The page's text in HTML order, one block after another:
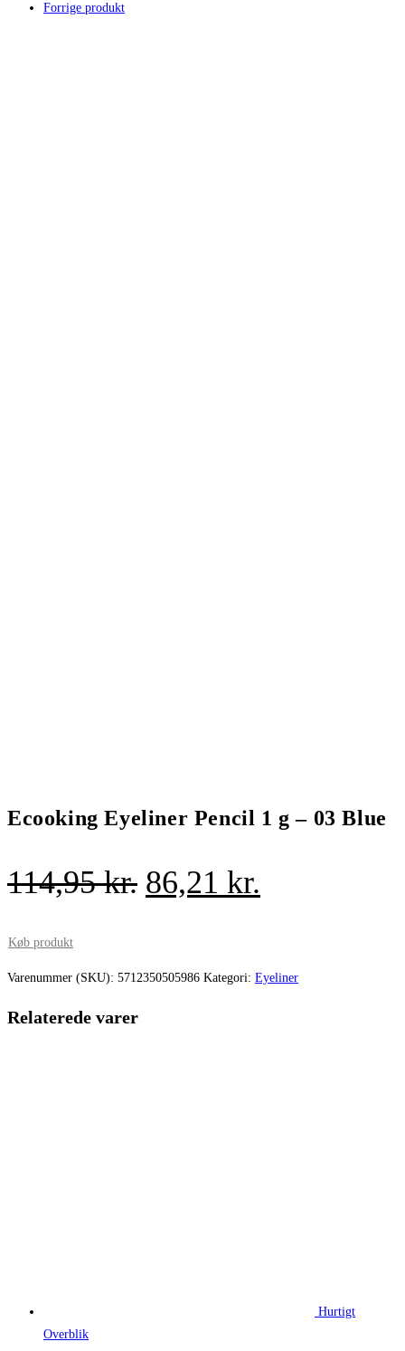
Forrige produkt
Ecooking Eyeliner Pencil 1 g – 03 Blue
114,95kr. Den
var:
86,21 kr.
er:
Køb produkt
Varenummer (SKU): 5712350505986 Kategori: Eyeliner
Relaterede varer
Hurtigt
Overblik